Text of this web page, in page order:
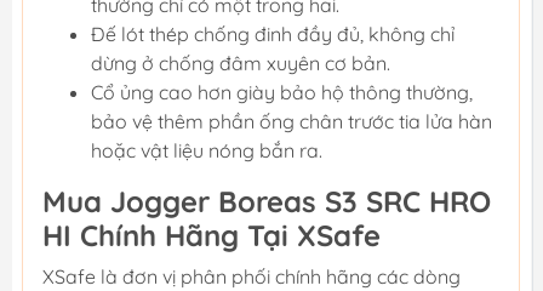
thường chỉ có một trong hai.
Đế lót thép chống đinh đầy đủ, không chỉ
dừng ở chống đâm xuyên cơ bản.
Cổ ủng cao hơn giày bảo hộ thông thường,
bảo vệ thêm phần ống chân trước tia lửa hàn
hoặc vật liệu nóng bắn ra.
Mua Jogger Boreas S3 SRC HRO
HI Chính Hãng Tại XSafe
XSafe là đơn vị phân phối chính hãng các dòng